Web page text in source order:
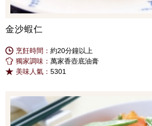
金沙蝦仁
烹飪時間：約20分鐘以上
獨家調味：萬家香壺底油膏
美味人氣：5301